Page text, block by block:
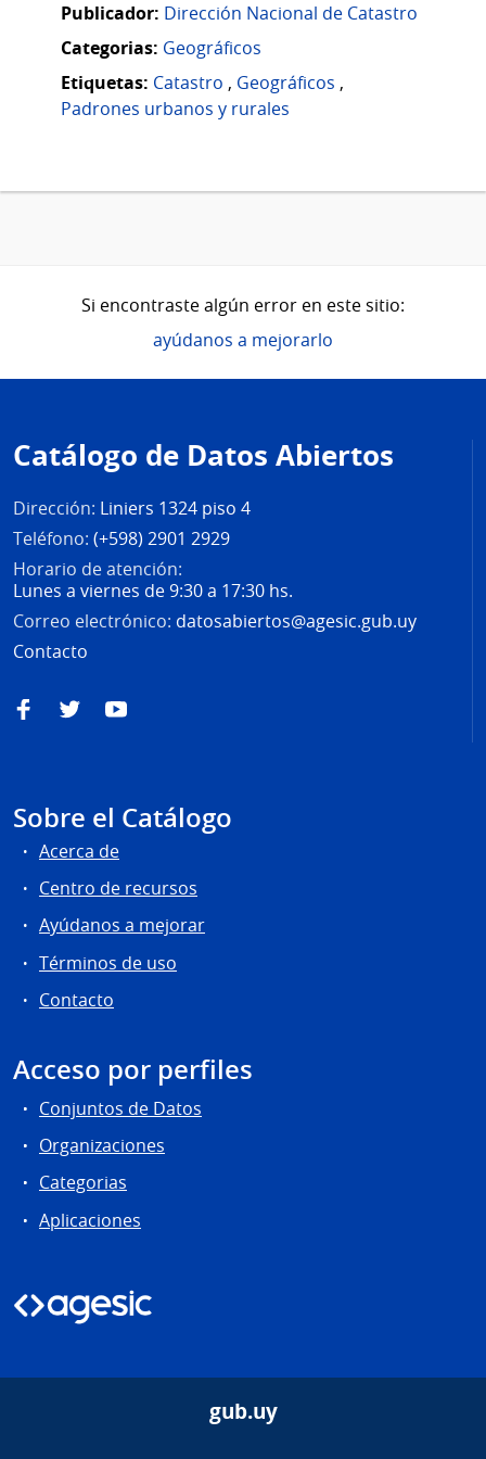
Publicador: Dirección Nacional de Catastro
Categorias: Geográficos
Etiquetas: Catastro , Geográficos ,
Padrones urbanos y rurales
Si encontraste algún error en este sitio:
ayúdanos a mejorarlo
de
página
Catálogo de Datos Abiertos
Dirección: Liniers 1324 piso 4
Teléfono: (+598) 2901 2929
Horario de atención:
Lunes a viernes de 9:30 a 17:30 hs.
Correo electrónico: datosabiertos@agesic.gub.uy
Contacto
FacebookTwitterYouTube
Sobre el Catálogo
Acerca de
Centro de recursos
Ayúdanos a mejorar
Términos de uso
Contacto
Acceso por perfiles
Conjuntos de Datos
Organizaciones
Categorias
Aplicaciones
gub.uy